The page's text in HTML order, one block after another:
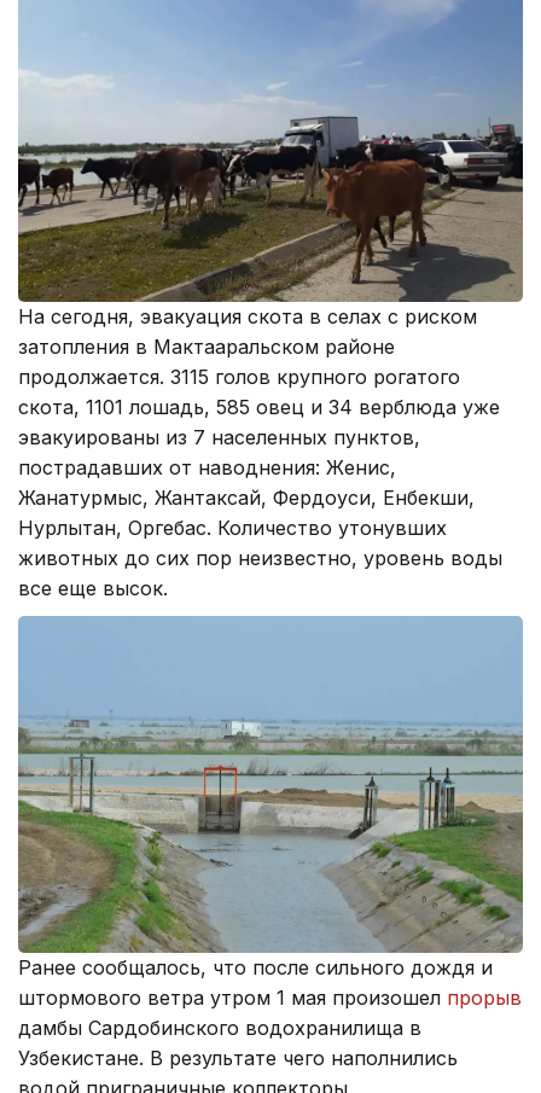
На сегодня, эвакуация скота в селах с риском
затопления в Мактааральском районе
продолжается. 3115 голов крупного рогатого
скота, 1101 лошадь, 585 овец и 34 верблюда уже
эвакуированы из 7 населенных пунктов,
пострадавших от наводнения: Женис,
Жанатурмыс, Жантаксай, Фердоуси, Енбекши,
Нурлытан, Оргебас. Количество утонувших
животных до сих пор неизвестно, уровень воды
все еще высок.
Ранее сообщалось, что после сильного дождя и
штормового ветра утром 1 мая произошел прорыв
дамбы Сардобинского водохранилища в
Узбекистане. В результате чего наполнились
водой приграничные коллекторы